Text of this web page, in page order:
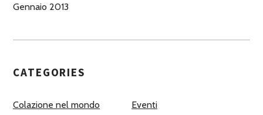
Gennaio 2013
CATEGORIES
Colazione nel mondo Eventi